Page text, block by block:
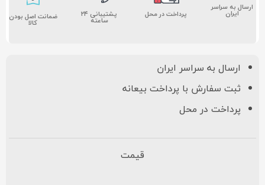
ارسال به سراسر
ایران پرداخت در محل پشتیبانی ۲۴
ساعته ضمانت اصل بودن
کالا
ارسال به سراسر ایران
ثبت سفارش با پرداخت بیعانه
پرداخت در محل
قیمت